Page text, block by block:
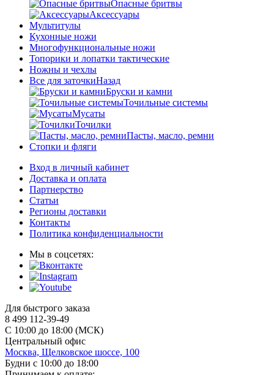
Опасные бритвы
Аксессуары
Мультитулы
Кухонные ножи
Многофункциональные ножи
Топорики и лопатки тактические
Ножны и чехлы
Все для заточкиНазад
Бруски и камни
Точильные системы
Мусаты
Точилки
Пасты, масло, ремни
Стопки и фляги
Вход в личный кабинет
Доставка и оплата
Партнерство
Статьи
Регионы доставки
Контакты
Политика конфиденциальности
Мы в соцсетях:
Для быстрого заказа
8 499 112-39-49
С 10:00 до 18:00 (МСК)
Центральный офис
Москва, Щелковское шоссе, 100
Будни с 10:00 до 18:00